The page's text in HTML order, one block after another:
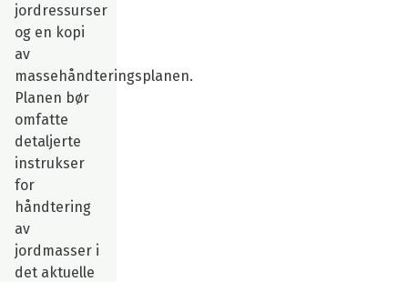
jordressurser
og en kopi
av
massehåndteringsplanen.
Planen bør
omfatte
detaljerte
instrukser
for
håndtering
av
jordmasser i
det aktuelle